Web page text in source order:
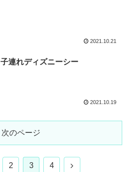
2021.10.21
子連れディズニーシー
2021.10.19
次のページ
2 3 4